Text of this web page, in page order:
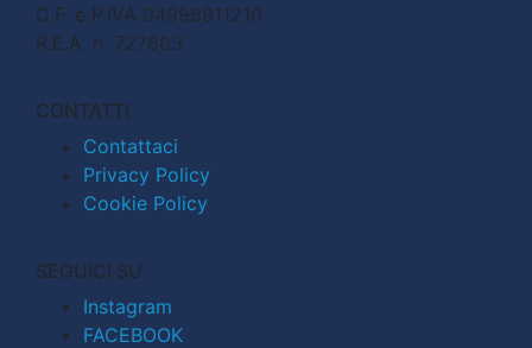
C.F. e P.IVA 04998911210
R.E.A. n. 727803
CONTATTI
Contattaci
Privacy Policy
Cookie Policy
SEGUICI SU
Instagram
FACEBOOK